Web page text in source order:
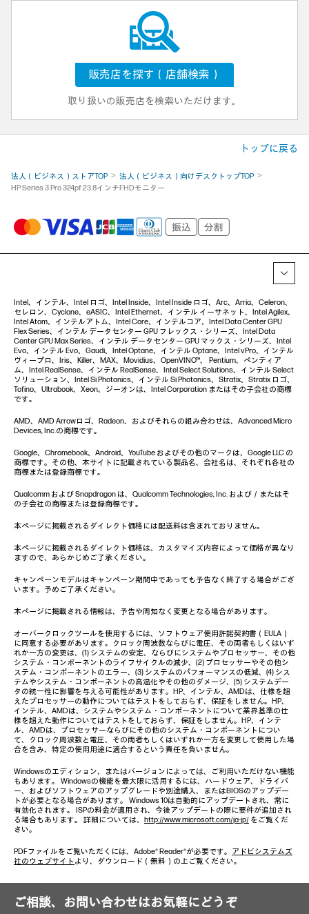
販売店を探す（店舗検索）
取り扱いの販売店を検索いただけます。
トップに戻る
法人（ビジネス）ストアTOP
法人（ビジネス）向けデスクトップTOP
HP Series 3 Pro 324pf 23.8インチFHDモニター
Intel、インテル、Intel ロゴ、Intel Inside、Intel Inside ロゴ、Arc、Arria、Celeron、
セレロン、Cyclone、eASIC、Intel Ethernet、インテル イーサネット、Intel Agilex、
Intel Atom、インテルアトム、Intel Core、インテルコア、Intel Data Center GPU
Flex Series、インテル データセンター GPU フレックス・シリーズ、Intel Data
Center GPU Max Series、インテル データセンター GPU マックス・シリーズ、Intel
Evo、インテル Evo、Gaudi、Intel Optane、インテル Optane、Intel vPro、インテル
ヴィープロ、Iris、Killer、MAX、Movidius、OpenVINO™、 Pentium、ペンティア
ム、Intel RealSense、インテル RealSense、Intel Select Solutions、インテル Select
ソリューション、Intel Si Photonics、インテル Si Photonics、Stratix、Stratix ロゴ、
Tofino、Ultrabook、Xeon、ジーオンは、Intel Corporation またはその子会社の商標
です。
AMD、AMD Arrowロゴ、Radeon、およびそれらの組み合わせは、Advanced Micro
Devices, Inc.の商標です。
Google、Chromebook、Android、YouTube およびその他のマークは、Google LLC の
商標です。その他、本サイトに記載されている製品名、会社名は、それぞれ各社の
商標または登録商標です。
Qualcomm および Snapdragon は、Qualcomm Technologies, Inc. および／またはそ
の子会社の商標または登録商標です。
本ページに掲載されるダイレクト価格には配送料は含まれておりません。
本ページに掲載されるダイレクト価格は、カスタマイズ内容によって価格が異なり
ますので、あらかじめご了承ください。
キャンペーンモデルはキャンペーン期間中であっても予告なく終了する場合がござ
います。予めご了承ください。
本ページに掲載される情報は、予告や周知なく変更となる場合があります。
オーバークロックツールを使用するには、ソフトウェア使用許諾契約書（EULA）
に同意する必要があります。クロック周波数ならびに電圧、その両者もしくはいず
れか一方の変更は、(1) システムの安定、ならびにシステムやプロセッサー、その他
システム・コンポーネントのライフサイクルの減少、(2) プロセッサーやその他シ
ステム・コンポーネントのエラー、(3) システムのパフォーマンスの低減、(4) シス
テムやシステム・コンポーネントの高温化やその他のダメージ、(5) システムデー
タの統一性に影響を与える可能性があります。HP、インテル、AMDは、仕様を超
えたプロセッサーの動作についてはテストをしておらず、保証をしません。HP、
インテル、AMDは、システムやシステム・コンポーネントについて業界基準の仕
様を超えた動作についてはテストをしておらず、保証をしません。HP、インテ
ル、AMDは、プロセッサーならびにその他のシステム・コンポーネントについ
て、クロック周波数と電圧、その両者もしくはいずれか一方を変更して使用した場
合を含み、特定の使用用途に適合するという責任を負いません。
Windowsのエディション、またはバージョンによっては、ご利用いただけない機能
もあります。 Windowsの機能を最大限に活用するには、ハードウェア、ドライバ
ー、およびソフトウェアのアップグレードや別途購入、またはBIOSのアップデー
トが必要となる場合があります。 Windows 10は自動的にアップデートされ、常に
有効化されます。 ISPの料金が適用され、今後アップデートの際に要件が追加され
る場合もあります。 詳細については、 http://www.microsoft.com/ja-jp/ をご覧くだ
さい。
PDFファイルをご覧いただくには、Adobe® Reader®が必要です。 アドビシステムズ
社のウェブサイト より、ダウンロード（無料）の上ご覧ください。
ご相談、お問い合わせはお気軽にどうぞ